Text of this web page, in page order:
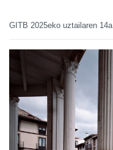
GITB 2025eko uztailaren 14a